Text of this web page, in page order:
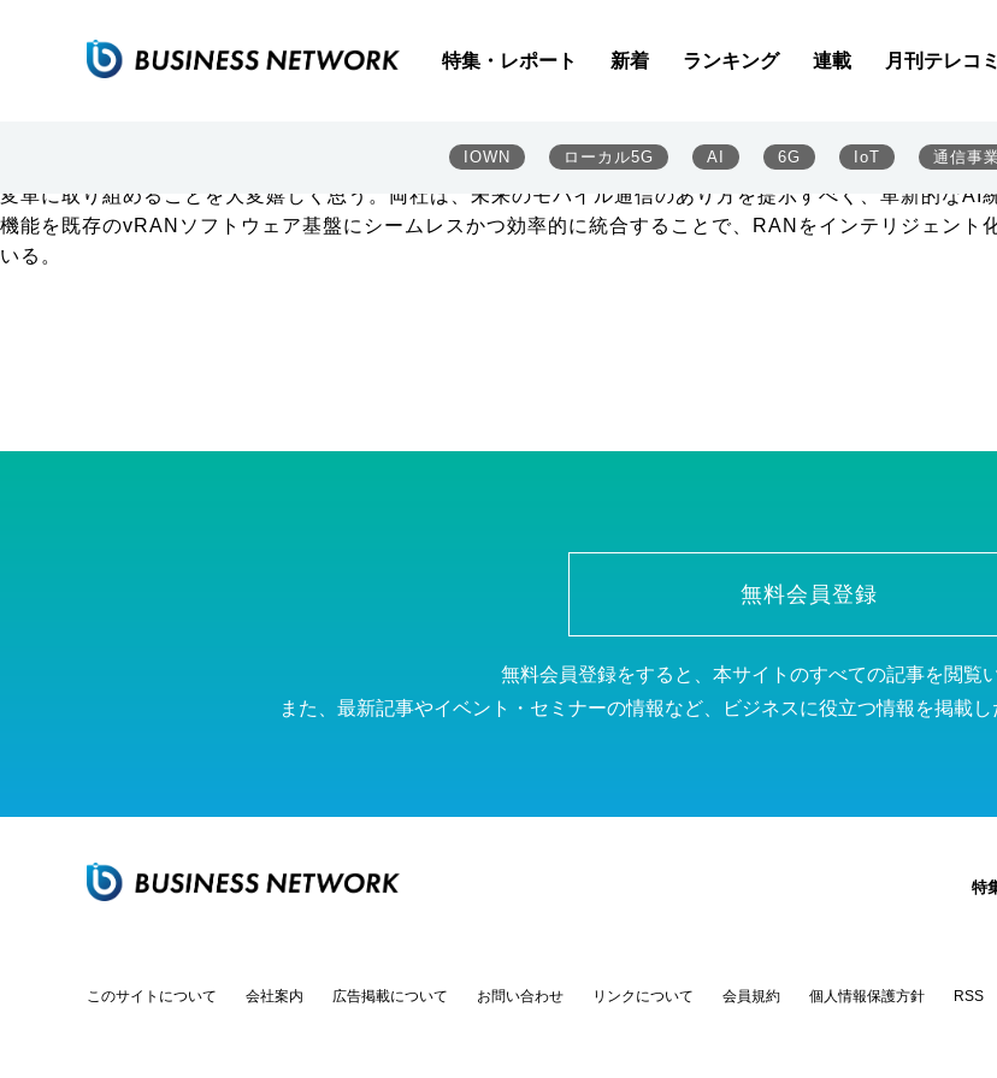
特集・レポート 新着 ランキング 連載 月刊テレコ
IOWN ローカル5G AI 6G IoT 通信事
楽天モバイルは2026年2月10日、仮想化無線アクセスネットワーク（vRAN）の実現に向けて、インテルと
両社はこれまで、汎用プロセッサー「インテル Xeon プロセッサー」を搭載したvRANの展開で協力関係を
楽天モバイル 代表取締役 共同CEO兼CTOのシャラッド・スリオアストーア氏は、「インテルとの連携を
変革に取り組めることを大変嬉しく思う。両社は、未来のモバイル通信のあり方を提示すべく、革新的な
機能を既存のvRANソフトウェア基盤にシームレスかつ効率的に統合することで、RANをインテリジェント
いる。
無料会員登録
無料会員登録をすると、本サイトのすべての記事を閲覧
また、最新記事やイベント・セミナーの情報など、ビジネスに役立つ情報を掲載
特
このサイトについて 会社案内 広告掲載について お問い合わせ リンクについて 会員規約 個人情報保護方針 RSS